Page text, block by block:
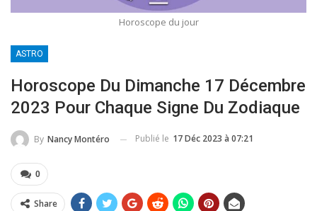
Horoscope du jour
ASTRO
Horoscope Du Dimanche 17 Décembre
2023 Pour Chaque Signe Du Zodiaque
By Nancy Montéro Publié le 17 Déc 2023 à 07:21
0
Share